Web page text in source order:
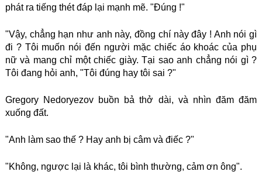
phát ra tiếng thét đáp lại mạnh mẽ. "Đúng !"
"Vậy, chẳng hạn như anh này, đồng chí này đây ! Anh nói gì
đi ? Tôi muốn nói đến người mặc chiếc áo khoác của phụ
nữ và mang chỉ một chiếc giày. Tại sao anh chẳng nói gì ?
Tôi đang hỏi anh, "Tôi đúng hay tôi sai ?"
Gregory Nedoryezov buồn bả thở dài, và nhìn đăm đăm
xuống đất.
"Anh làm sao thế ? Hay anh bị câm và điếc ?"
"Không, ngược lại là khác, tôi bình thường, cảm ơn ông".